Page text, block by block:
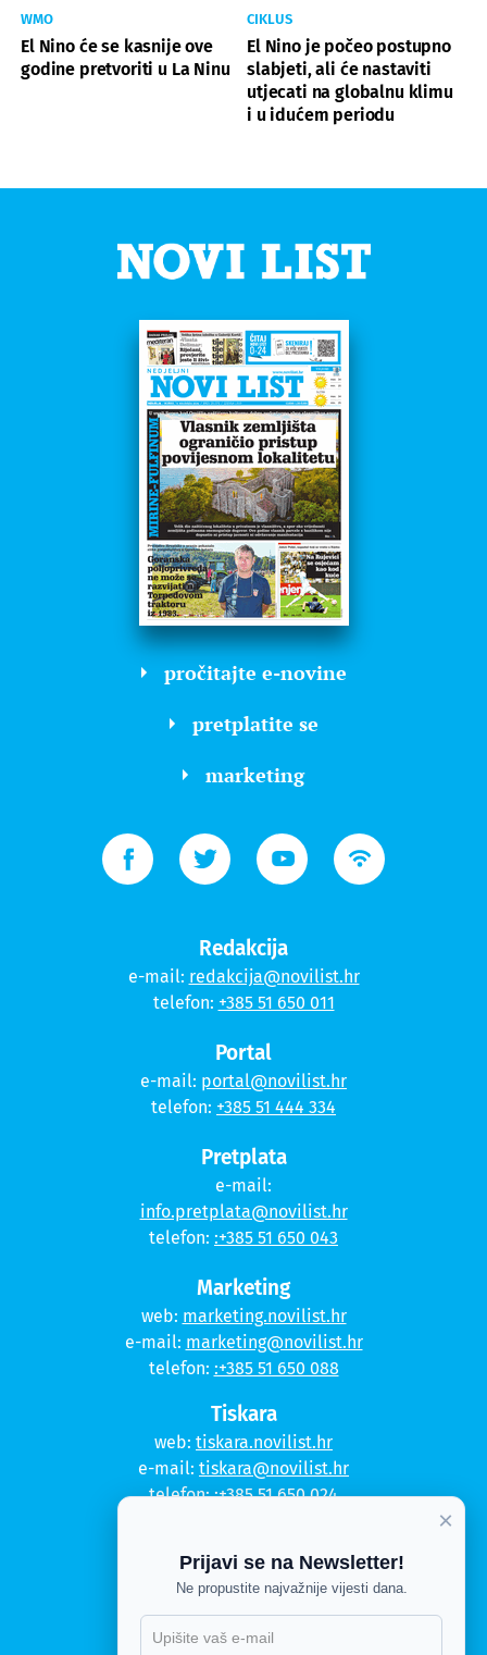
WMO
El Nino će se kasnije ove
godine pretvoriti u La Ninu
CIKLUS
El Nino je počeo postupno
slabjeti, ali će nastaviti
utjecati na globalnu klimu
i u idućem periodu
pročitajte e-novine
pretplatite se
marketing
Redakcija
e-mail: redakcija@novilist.hr
telefon: +385 51 650 011
Portal
e-mail: portal@novilist.hr
telefon: +385 51 444 334
Pretplata
e-mail:
info.pretplata@novilist.hr
telefon: :+385 51 650 043
Marketing
web: marketing.novilist.hr
e-mail: marketing@novilist.hr
telefon: :+385 51 650 088
Tiskara
web: tiskara.novilist.hr
e-mail: tiskara@novilist.hr
telefon::+385 51 650 024
Kontakt
Politika privatnosti
Politika kolačića
×
Prijavi se na Newsletter!
Ne propustite najvažnije vijesti dana.